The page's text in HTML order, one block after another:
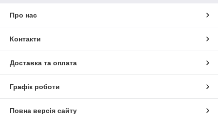
Про нас
Контакти
Доставка та оплата
Графік роботи
Повна версія сайту